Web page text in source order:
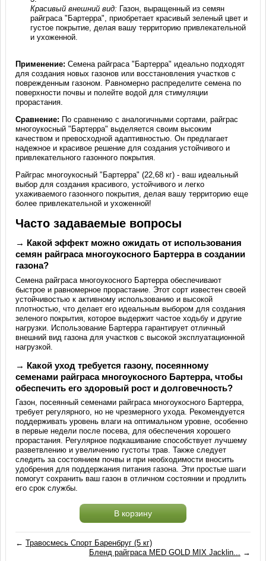
Красивый внешний вид: Газон, выращенный из семян
райграса "Бартерра", приобретает красивый зеленый цвет и
густое покрытие, делая вашу территорию привлекательной
и ухоженной.
Применение: Семена райграса "Бартерра" идеально подходят
для создания новых газонов или восстановления участков с
поврежденным газоном. Равномерно распределите семена по
поверхности почвы и полейте водой для стимуляции
прорастания.
Сравнение: По сравнению с аналогичными сортами, райграс
многоукосный "Бартерра" выделяется своим высоким
качеством и превосходной адаптивностью. Он предлагает
надежное и красивое решение для создания устойчивого и
привлекательного газонного покрытия.
Райграс многоукосный "Бартерра" (22,68 кг) - ваш идеальный
выбор для создания красивого, устойчивого и легко
ухаживаемого газонного покрытия, делая вашу территорию еще
более привлекательной и ухоженной!
Часто задаваемые вопросы
→ Какой эффект можно ожидать от использования
семян райграса многоукосного Бартерра в создании
газона?
Семена райграса многоукосного Бартерра обеспечивают
быстрое и равномерное прорастание. Этот сорт известен своей
устойчивостью к активному использованию и высокой
плотностью, что делает его идеальным выбором для создания
зеленого покрытия, которое выдержит частое ходьбу и другие
нагрузки. Использование Бартерра гарантирует отличный
внешний вид газона для участков с высокой эксплуатационной
нагрузкой.
→ Какой уход требуется газону, посеянному
семенами райграса многоукосного Бартерра, чтобы
обеспечить его здоровый рост и долговечность?
Газон, посеянный семенами райграса многоукосного Бартерра,
требует регулярного, но не чрезмерного ухода. Рекомендуется
поддерживать уровень влаги на оптимальном уровне, особенно
в первые недели после посева, для обеспечения хорошего
прорастания. Регулярное подкашивание способствует лучшему
разветвлению и увеличению густоты трав. Также следует
следить за состоянием почвы и при необходимости вносить
удобрения для поддержания питания газона. Эти простые шаги
помогут сохранить ваш газон в отличном состоянии и продлить
его срок службы.
В корзину
←Травосмесь Спорт Баренбруг (5 кг)
Бленд райграса MED GOLD MIX Jacklin... →